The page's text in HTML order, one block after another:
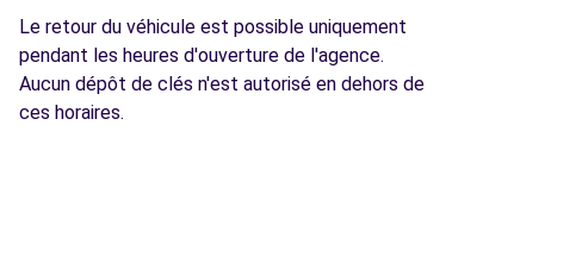
Le retour du véhicule est possible uniquement
pendant les heures d'ouverture de l'agence.
Aucun dépôt de clés n'est autorisé en dehors de
ces horaires.